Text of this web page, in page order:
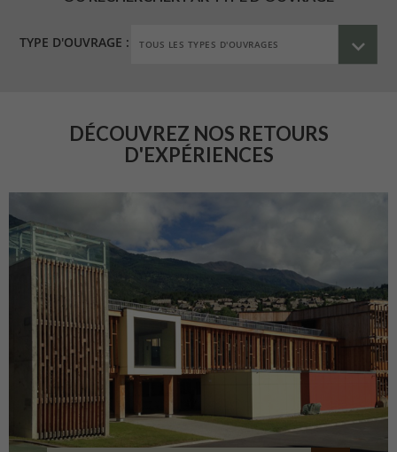
TYPE D'OUVRAGE :
DÉCOUVREZ NOS RETOURS
D'EXPÉRIENCES